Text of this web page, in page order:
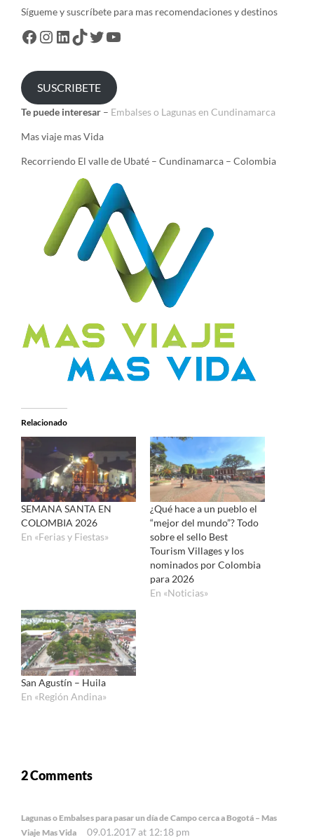
Sígueme y suscríbete para mas recomendaciones y destinos
SUSCRIBETE
Te puede interesar – Embalses o Lagunas en Cundinamarca
Mas viaje mas Vida
Recorriendo El valle de Ubaté – Cundinamarca – Colombia
Relacionado
SEMANA SANTA EN
COLOMBIA 2026
En «Ferias y Fiestas»
¿Qué hace a un pueblo el
“mejor del mundo”? Todo
sobre el sello Best
Tourism Villages y los
nominados por Colombia
para 2026
En «Noticias»
San Agustín – Huila
En «Región Andina»
2 Comments
Lagunas o Embalses para pasar un día de Campo cerca a Bogotá – Mas
Viaje Mas Vida
09.01.2017 at 12:18 pm